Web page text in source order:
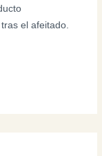
el afeitado.